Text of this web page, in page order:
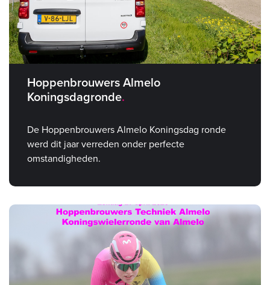
Hoppenbrouwers Almelo
Koningsdagronde
De Hoppenbrouwers Almelo Koningsdag ronde
werd dit jaar verreden onder perfecte
omstandigheden.